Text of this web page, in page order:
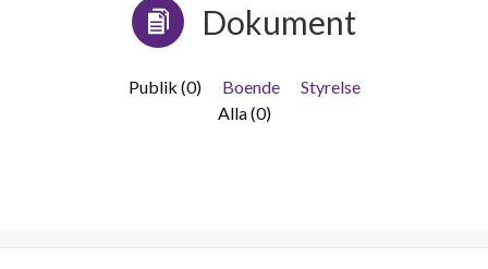
Dokument
Publik (0) Boende
Styrelse
Alla (0)